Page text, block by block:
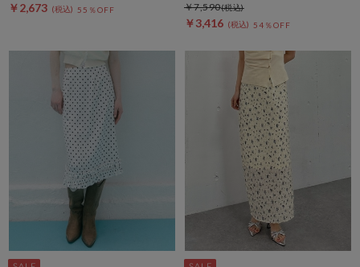
￥2,673 55％OFF
￥3,416 54％OFF
￥7,590